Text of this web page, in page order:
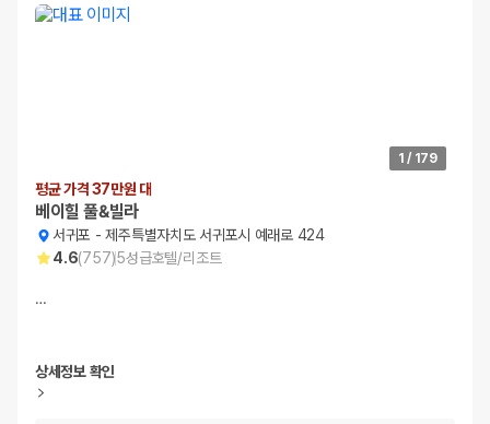
1 / 179
평균 가격 37만원 대
베이힐 풀&빌라
서귀포 -제주특별자치도 서귀포시 예래로 424
4.6(757)5성급호텔/리조트
…
상세정보 확인